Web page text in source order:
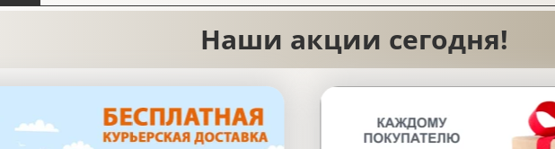
Наши акции сегодня!